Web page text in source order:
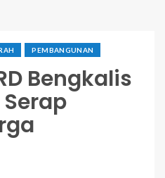
PEMBANGUNAN
Bengkalis
Serap